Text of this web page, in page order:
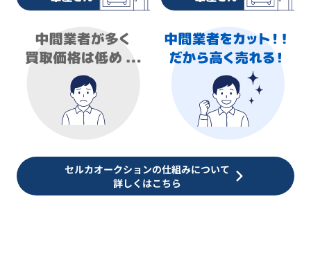
セルカオークションの仕組みについて
詳しくはこちら